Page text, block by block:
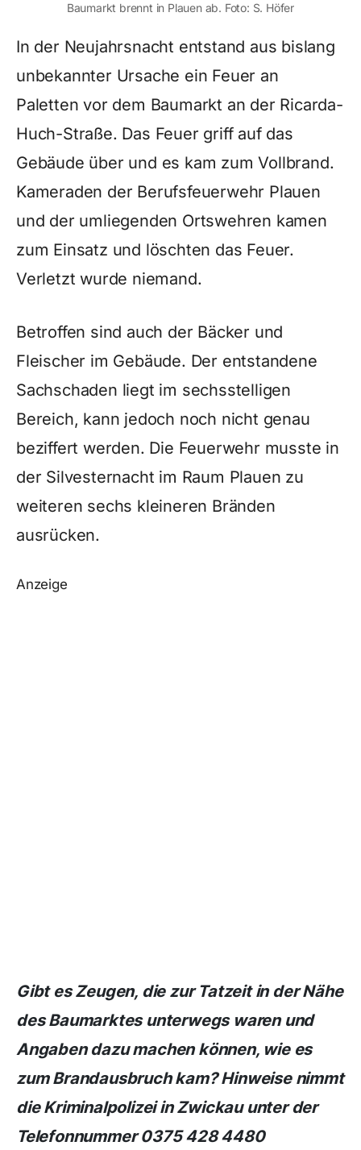
Baumarkt brennt in Plauen ab. Foto: S. Höfer
In der Neujahrsnacht entstand aus bislang
unbekannter Ursache ein Feuer an
Paletten vor dem Baumarkt an der Ricarda-
Huch-Straße. Das Feuer griff auf das
Gebäude über und es kam zum Vollbrand.
Kameraden der Berufsfeuerwehr Plauen
und der umliegenden Ortswehren kamen
zum Einsatz und löschten das Feuer.
Verletzt wurde niemand.
Betroffen sind auch der Bäcker und
Fleischer im Gebäude. Der entstandene
Sachschaden liegt im sechsstelligen
Bereich, kann jedoch noch nicht genau
beziffert werden. Die Feuerwehr musste in
der Silvesternacht im Raum Plauen zu
weiteren sechs kleineren Bränden
ausrücken.
Anzeige
Gibt es Zeugen, die zur Tatzeit in der Nähe
des Baumarktes unterwegs waren und
Angaben dazu machen können, wie es
zum Brandausbruch kam? Hinweise nimmt
die Kriminalpolizei in Zwickau unter der
Telefonnummer 0375 428 4480